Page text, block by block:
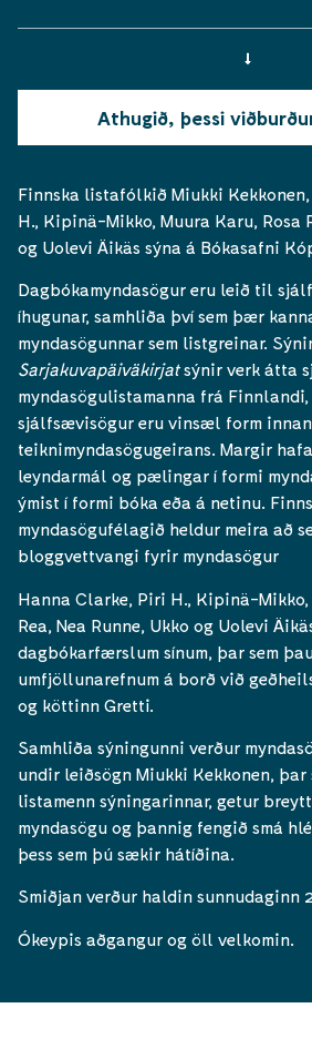
Athugið, þessi
Finnska listafólkið Miukki
H., Kipinä-Mikko, Muura Karu, Rosa
og Uolevi Äikäs sýna á Bókasafni
Dagbókamyndasögur eru leið til
íhugunar, samhliða því sem þær
myndasögunnar sem listgreinar.
Sarjakuvapäiväkirjatsýnir verk átta
myndasögulistamanna frá Finnlandi,
sjálfsævisögur eru vinsæl form innan
teiknimyndasögugeirans. Margir
leyndarmál og pælingar í formi
ýmist í formi bóka eða á netinu.
myndasögufélagið heldur meira að
bloggvettvangi fyrir myndasögur
Hanna Clarke, Piri H., Kipinä-Mikko,
Rea, Nea Runne, Ukko og Uolevi
dagbókarfærslum sínum, þar sem
umfjöllunarefnum á borð við
og köttinn Gretti.
Samhliða sýningunni verður
undir leiðsögn Miukki Kekkonen, þar
listamenn sýningarinnar, getur
myndasögu og þannig fengið smá
þess sem þú sækir hátíðina.
Smiðjan verður haldin sunnudaginn
Ókeypis aðgangur og öll velkomin.